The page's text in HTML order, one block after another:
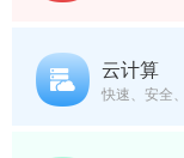
云计算
快速、安全